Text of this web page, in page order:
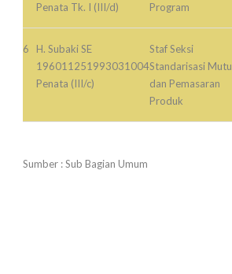
Penata Tk. I (III/d)
Program
6
H. Subaki SE
196011251993031004
Penata (III/c)
Staf Seksi
Standarisasi Mutu
dan Pemasaran
Produk
Sumber : Sub Bagian Umum